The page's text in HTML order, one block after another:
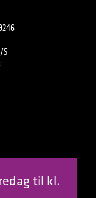
S
til kl.